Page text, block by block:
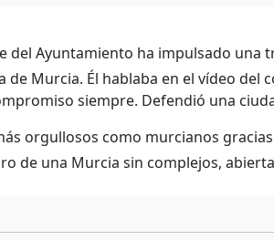
del Ayuntamiento ha impulsado una
Murcia. Él hablaba en el vídeo del
siempre. Defendió una
orgullosos como murcianos gracias
de una Murcia sin complejos,